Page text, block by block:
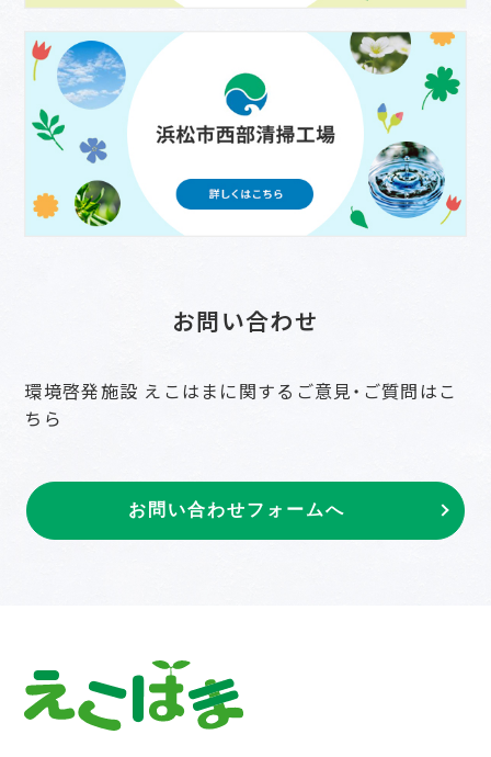
お問い合わせ
環境啓発施設 えこはまに関するご意見・ご質問はこ
ちら
お問い合わせフォームへ